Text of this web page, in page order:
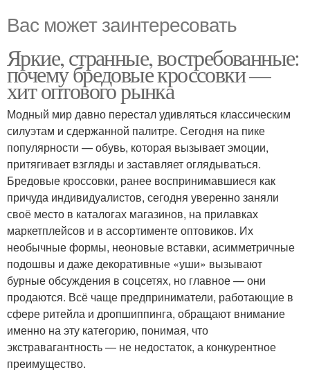
Вас может заинтересовать
Яркие, странные, востребованные:
почему бредовые кроссовки —
хит оптового рынка
Модный мир давно перестал удивляться классическим
силуэтам и сдержанной палитре. Сегодня на пике
популярности — обувь, которая вызывает эмоции,
притягивает взгляды и заставляет оглядываться.
Бредовые кроссовки, ранее воспринимавшиеся как
причуда индивидуалистов, сегодня уверенно заняли
своё место в каталогах магазинов, на прилавках
маркетплейсов и в ассортименте оптовиков. Их
необычные формы, неоновые вставки, асимметричные
подошвы и даже декоративные «уши» вызывают
бурные обсуждения в соцсетях, но главное — они
продаются. Всё чаще предприниматели, работающие в
сфере ритейла и дропшиппинга, обращают внимание
именно на эту категорию, понимая, что
экстравагантность — не недостаток, а конкурентное
преимущество.